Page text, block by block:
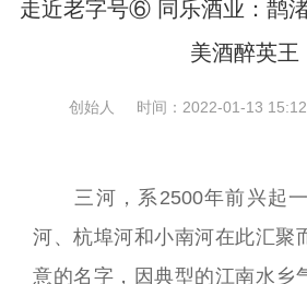
走近老字号⑥ 同乐酒业：鹊
美酒醉英王
创始人 时间：2022-01-13
三河，系2500年前兴起一
河、杭埠河和小南河在此汇聚
意的名字，因典型的江南水乡